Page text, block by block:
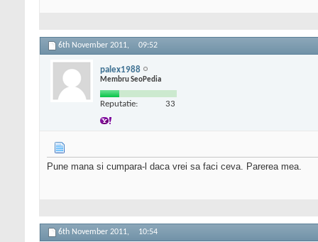
6th November 2011, 09:52
palex1988
Membru SeoPedia
Reputatie: 33
Pune mana si cumpara-l daca vrei sa faci ceva. Parerea mea.
6th November 2011, 10:54